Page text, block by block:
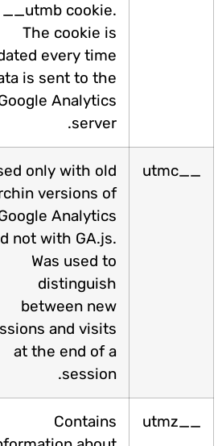
__utmb cookie.
The cookie is
updated every time
data is sent to the
Google Analytics
server.
Used only with old
Urchin versions of
Google Analytics
and not with GA.js.
Was used to
distinguish
between new
sessions and visits
at the end of a
session.
Contains